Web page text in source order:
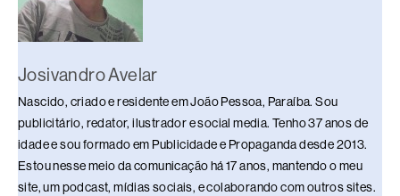
Josivandro Avelar
Nascido, criado e residente em João Pessoa, Paraíba. Sou
publicitário, redator, ilustrador e social media. Tenho 37 anos de
idade e sou formado em Publicidade e Propaganda desde 2013.
Estou nesse meio da comunicação há 17 anos, mantendo o meu
site, um podcast, mídias sociais, e colaborando com outros sites.